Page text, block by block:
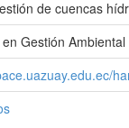
de cuencas
Gestión Ambiental